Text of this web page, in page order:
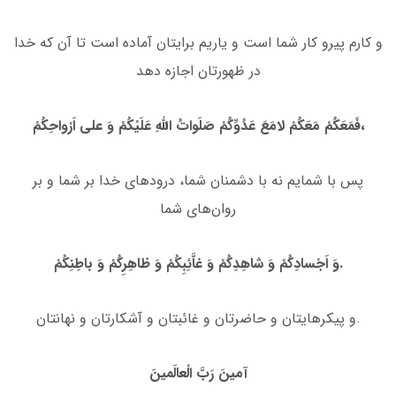
و كارم پیرو كار شما است و یاریم برایتان آماده است تا آن كه خدا
در ظهورتان اجازه دهد
فَمَعَكُمْ مَعَكُمْ لامَعَ عَدُوِّكُمْ صَلَواتُ اللهِ عَلَیْكُمْ وَ على اَرْواحِكُمْ،
پس با شمایم نه با دشمنان شما، درودهاى خدا بر شما و بر
روان‌هاى شما
وَ اَجْسادِكُمْ وَ شاهِدِكُمْ وَ غاَّئِبِكُمْ وَ ظاهِرِكُمْ وَ باطِنِكُمْ.
و پیكرهایتان و حاضرتان و غائبتان و آشكارتان و نهانتان.
آمینَ رَبَّ الْعالَمینَ